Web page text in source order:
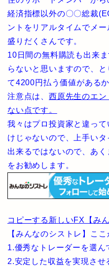
経済指標以外の〇〇総裁
ントをリアルタイムでメー
盛りだくさんです。
10日間の無料購読も出来
らないと思いますので、
て4200円払う価値がある
注意点は、 西原先生のエ
ない点です。
我々はプロ投資家と違っ
けじゃないので、上手い
出来るではないので、あ
をお勧めします。
コピーする新しいFX【み
【みんなのシストレ】ここ
1.優秀なトレーダーを選ん
2.安定した収益を実現させ